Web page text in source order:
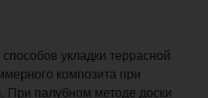
укладки террасной
композита при
При палубном методе доски